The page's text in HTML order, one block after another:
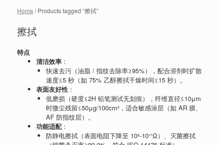
Home / Products tagged “擦拭”
擦拭
特点
清洁效率 ：
快速去污（油脂 / 指纹去除率≥95%），配合溶剂时扩散
速度≤5 秒（如 75% 乙醇擦拭干燥时间≤15 秒）。
表面友好性 ：
低磨损（硬度≤2H 铅笔测试无划痕），纤维直径≤10μm
时微尘残留≤50μg/100cm²，适合敏感涂层（如 AR 膜、
AF 防指纹层）。
功能适配：
防静电擦拭（表面电阻下降至 10⁶-10¹¹Ω）、灭菌擦拭